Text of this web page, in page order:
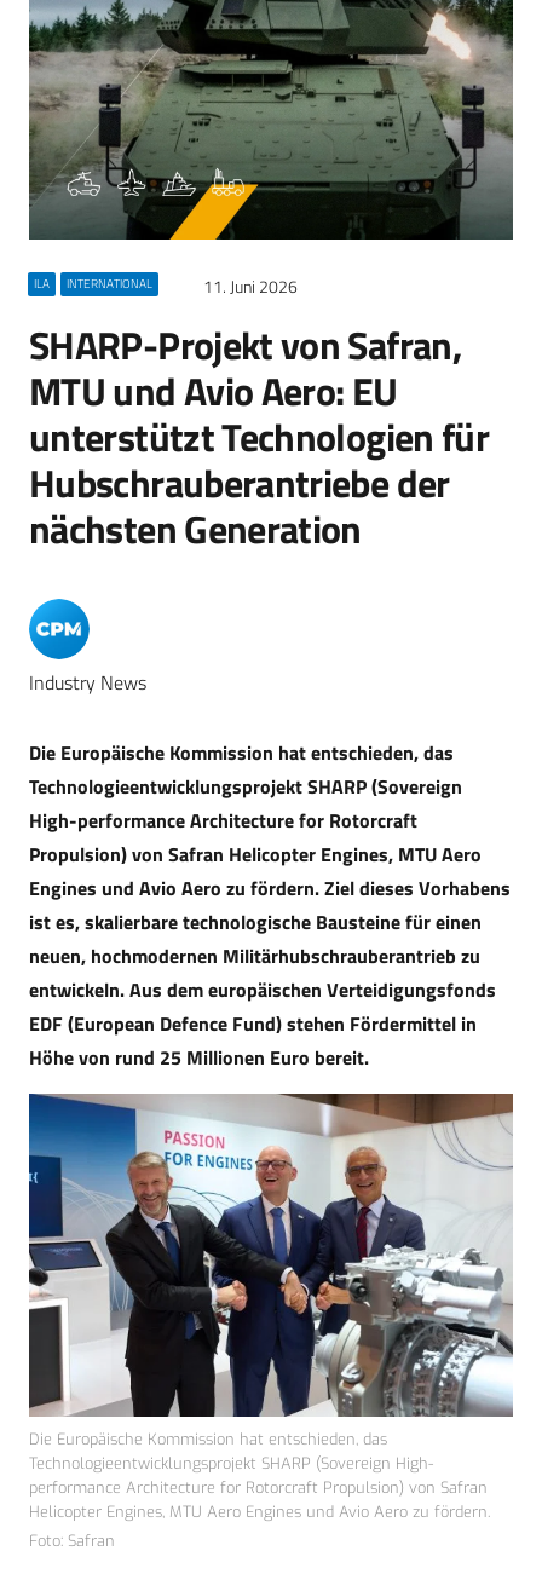
ILA INTERNATIONAL 11. Juni 2026
SHARP-Projekt von Safran,
MTU und Avio Aero: EU
unterstützt Technologien für
Hubschrauberantriebe der
nächsten Generation
Industry News
Die Europäische Kommission hat entschieden, das
Technologieentwicklungsprojekt SHARP (Sovereign
High-performance Architecture for Rotorcraft
Propulsion) von Safran Helicopter Engines, MTU Aero
Engines und Avio Aero zu fördern. Ziel dieses Vorhabens
ist es, skalierbare technologische Bausteine für einen
neuen, hochmodernen Militärhubschrauberantrieb zu
entwickeln. Aus dem europäischen Verteidigungsfonds
EDF (European Defence Fund) stehen Fördermittel in
Höhe von rund 25 Millionen Euro bereit.
Die Europäische Kommission hat entschieden, das
Technologieentwicklungsprojekt SHARP (Sovereign High-
performance Architecture for Rotorcraft Propulsion) von Safran
Helicopter Engines, MTU Aero Engines und Avio Aero zu fördern.
Foto: Safran